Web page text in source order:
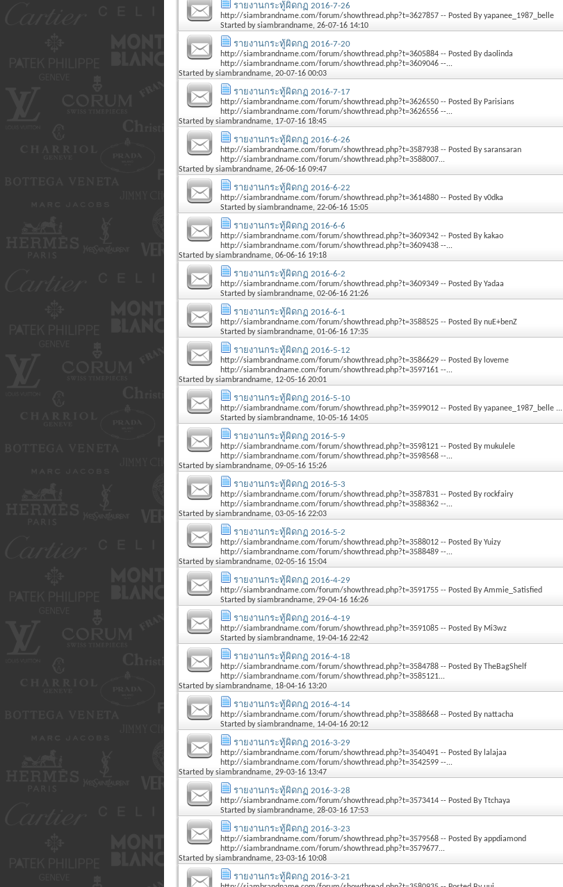
รายงานกระทู้ผิดกฏ 2016-7-26
http://siambrandname.com/forum/showthread.php?t=3627857 -- Posted By yapanee_1987_belle
Started bysiambrandname, 26-07-16 14:10
รายงานกระทู้ผิดกฏ 2016-7-20
http://siambrandname.com/forum/showthread.php?t=3605884 -- Posted By daolinda
http://siambrandname.com/forum/showthread.php?t=3609046 --...
Started bysiambrandname, 20-07-16 00:03
รายงานกระทู้ผิดกฏ 2016-7-17
http://siambrandname.com/forum/showthread.php?t=3626550 -- Posted By Parisians
http://siambrandname.com/forum/showthread.php?t=3626556 --...
Started bysiambrandname, 17-07-16 18:45
รายงานกระทู้ผิดกฏ 2016-6-26
http://siambrandname.com/forum/showthread.php?t=3587938 -- Posted By saransaran
http://siambrandname.com/forum/showthread.php?t=3588007...
Started bysiambrandname, 26-06-16 09:47
รายงานกระทู้ผิดกฏ 2016-6-22
http://siambrandname.com/forum/showthread.php?t=3614880 -- Posted By v0dka
Started bysiambrandname, 22-06-16 15:05
รายงานกระทู้ผิดกฏ 2016-6-6
http://siambrandname.com/forum/showthread.php?t=3609342 -- Posted By kakao
http://siambrandname.com/forum/showthread.php?t=3609438 --...
Started bysiambrandname, 06-06-16 19:18
รายงานกระทู้ผิดกฏ 2016-6-2
http://siambrandname.com/forum/showthread.php?t=3609349 -- Posted By Yadaa
Started bysiambrandname, 02-06-16 21:26
รายงานกระทู้ผิดกฏ 2016-6-1
http://siambrandname.com/forum/showthread.php?t=3588525 -- Posted By nuE+benZ
Started bysiambrandname, 01-06-16 17:35
รายงานกระทู้ผิดกฏ 2016-5-12
http://siambrandname.com/forum/showthread.php?t=3586629 -- Posted By loveme
http://siambrandname.com/forum/showthread.php?t=3597161 --...
Started bysiambrandname, 12-05-16 20:01
รายงานกระทู้ผิดกฏ 2016-5-10
http://siambrandname.com/forum/showthread.php?t=3599012 -- Posted By yapanee_1987_belle ...
Started bysiambrandname, 10-05-16 14:05
รายงานกระทู้ผิดกฏ 2016-5-9
http://siambrandname.com/forum/showthread.php?t=3598121 -- Posted By mukulele
http://siambrandname.com/forum/showthread.php?t=3598568 --...
Started bysiambrandname, 09-05-16 15:26
รายงานกระทู้ผิดกฏ 2016-5-3
http://siambrandname.com/forum/showthread.php?t=3587831 -- Posted By rockfairy
http://siambrandname.com/forum/showthread.php?t=3588362 --...
Started bysiambrandname, 03-05-16 22:03
รายงานกระทู้ผิดกฏ 2016-5-2
http://siambrandname.com/forum/showthread.php?t=3588012 -- Posted By Yuizy
http://siambrandname.com/forum/showthread.php?t=3588489 --...
Started bysiambrandname, 02-05-16 15:04
รายงานกระทู้ผิดกฏ 2016-4-29
http://siambrandname.com/forum/showthread.php?t=3591755 -- Posted By Ammie_Satisfied
Started bysiambrandname, 29-04-16 16:26
รายงานกระทู้ผิดกฏ 2016-4-19
http://siambrandname.com/forum/showthread.php?t=3591085 -- Posted By Mi3wz
Started bysiambrandname, 19-04-16 22:42
รายงานกระทู้ผิดกฏ 2016-4-18
http://siambrandname.com/forum/showthread.php?t=3584788 -- Posted By TheBagShelf
http://siambrandname.com/forum/showthread.php?t=3585121...
Started bysiambrandname, 18-04-16 13:20
รายงานกระทู้ผิดกฏ 2016-4-14
http://siambrandname.com/forum/showthread.php?t=3588668 -- Posted By nattacha
Started bysiambrandname, 14-04-16 20:12
รายงานกระทู้ผิดกฏ 2016-3-29
http://siambrandname.com/forum/showthread.php?t=3540491 -- Posted By lalajaa
http://siambrandname.com/forum/showthread.php?t=3542599 --...
Started bysiambrandname, 29-03-16 13:47
รายงานกระทู้ผิดกฏ 2016-3-28
http://siambrandname.com/forum/showthread.php?t=3573414 -- Posted By Ttchaya
Started bysiambrandname, 28-03-16 17:53
รายงานกระทู้ผิดกฏ 2016-3-23
http://siambrandname.com/forum/showthread.php?t=3579568 -- Posted By appdiamond
http://siambrandname.com/forum/showthread.php?t=3579677...
Started bysiambrandname, 23-03-16 10:08
รายงานกระทู้ผิดกฏ 2016-3-21